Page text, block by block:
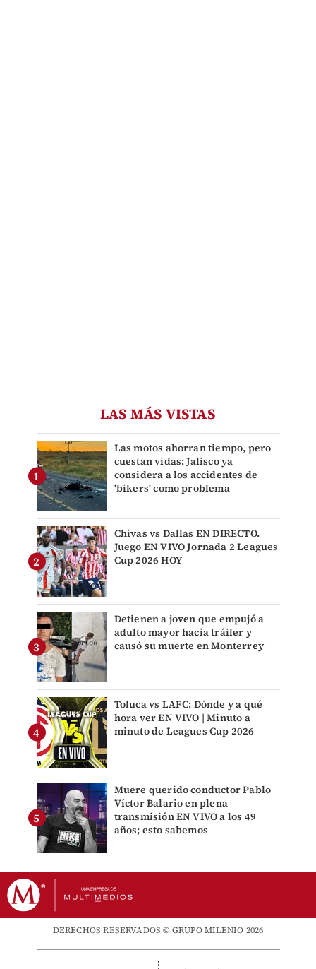
LAS MÁS VISTAS
Las motos ahorran tiempo, pero
cuestan vidas: Jalisco ya
considera a los accidentes de
'bikers' como problema
Chivas vs Dallas EN DIRECTO.
Juego EN VIVO Jornada 2 Leagues
Cup 2026 HOY
Detienen a joven que empujó a
adulto mayor hacia tráiler y
causó su muerte en Monterrey
Toluca vs LAFC: Dónde y a qué
hora ver EN VIVO | Minuto a
minuto de Leagues Cup 2026
Muere querido conductor Pablo
Víctor Balario en plena
transmisión EN VIVO a los 49
años; esto sabemos
DERECHOS RESERVADOS © GRUPO MILENIO 2026